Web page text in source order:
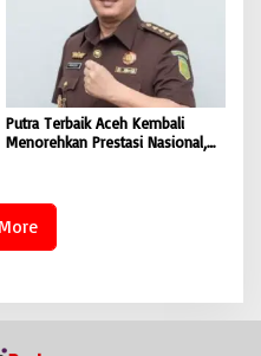
Putra Terbaik Aceh Kembali
Menorehkan Prestasi Nasional,
Kejaksaan Agung RI |
BONGKAR’Perkara.com